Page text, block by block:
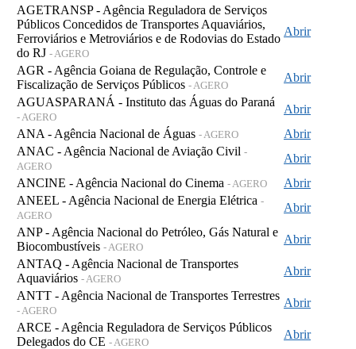
AGETRANSP - Agência Reguladora de Serviços
Públicos Concedidos de Transportes Aquaviários,
Ferroviários e Metroviários e de Rodovias do Estado
do RJ - AGERO
Abrir
AGR - Agência Goiana de Regulação, Controle e
Fiscalização de Serviços Públicos - AGERO
Abrir
AGUASPARANÁ - Instituto das Águas do Paraná
- AGERO
Abrir
ANA - Agência Nacional de Águas - AGERO
Abrir
ANAC - Agência Nacional de Aviação Civil -
AGERO
Abrir
ANCINE - Agência Nacional do Cinema - AGERO
Abrir
ANEEL - Agência Nacional de Energia Elétrica -
AGERO
Abrir
ANP - Agência Nacional do Petróleo, Gás Natural e
Biocombustíveis - AGERO
Abrir
ANTAQ - Agência Nacional de Transportes
Aquaviários - AGERO
Abrir
ANTT - Agência Nacional de Transportes Terrestres
- AGERO
Abrir
ARCE - Agência Reguladora de Serviços Públicos
Delegados do CE - AGERO
Abrir